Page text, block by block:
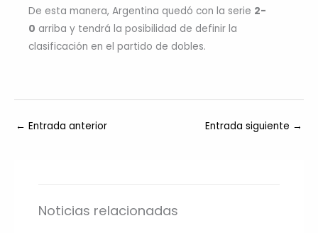
De esta manera, Argentina quedó con la serie 2-
0 arriba y tendrá la posibilidad de definir la
clasificación en el partido de dobles.
← Entrada anterior Entrada siguiente →
Noticias relacionadas